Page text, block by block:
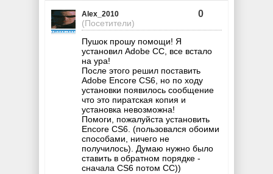
Alex_2010
(Посетители)
0
Пушок прошу помощи! Я
установил Adobe CC, все встало
на ура!
После этого решил поставить
Adobe Encore CS6, но по ходу
установки появилось сообщение
что это пиратская копия и
установка невозможна!
Помоги, пожалуйста установить
Encore CS6. (пользовался обоими
способами, ничего не
получилось). Думаю нужно было
ставить в обратном порядке -
сначала CS6 потом СС))